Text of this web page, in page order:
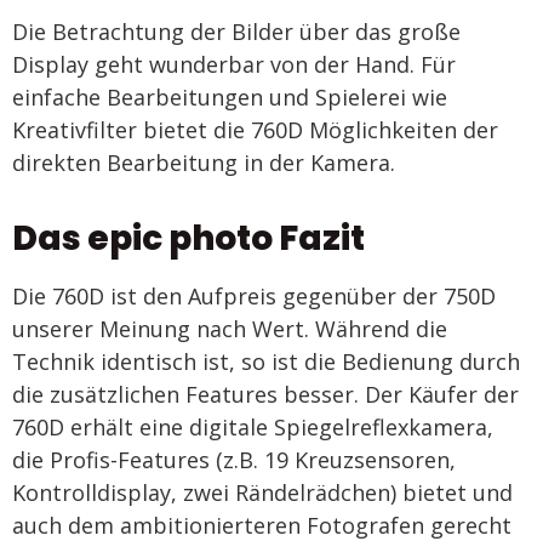
Die Betrachtung der Bilder über das große
Display geht wunderbar von der Hand. Für
einfache Bearbeitungen und Spielerei wie
Kreativfilter bietet die 760D Möglichkeiten der
direkten Bearbeitung in der Kamera.
Das epic photo Fazit
Die 760D ist den Aufpreis gegenüber der 750D
unserer Meinung nach Wert. Während die
Technik identisch ist, so ist die Bedienung durch
die zusätzlichen Features besser. Der Käufer der
760D erhält eine digitale Spiegelreflexkamera,
die Profis-Features (z.B. 19 Kreuzsensoren,
Kontrolldisplay, zwei Rändelrädchen) bietet und
auch dem ambitionierteren Fotografen gerecht